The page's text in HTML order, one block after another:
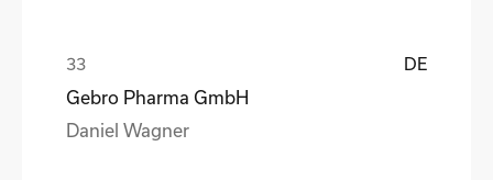
DE
Gebro Pharma GmbH
Daniel Wagner